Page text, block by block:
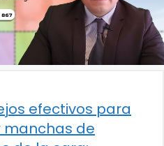
efectivos para
manchas de